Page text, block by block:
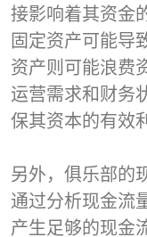
接影响着其资金
固定资产可能导
资产则可能浪费
运营需求和财务
保其资本的有效
另外，俱乐部的
通过分析现金流
产生足够的现金